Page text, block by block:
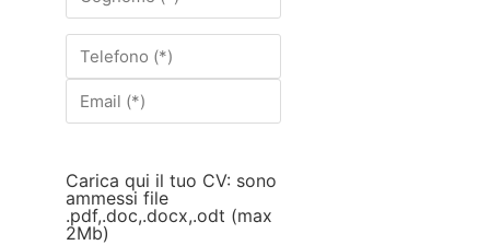
Carica qui il tuo CV: sono
ammessi file
.pdf,.doc,.docx,.odt (max
2Mb)